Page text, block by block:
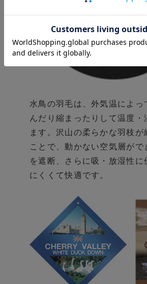
水鳥の羽毛は、外気温によっ
んだり 縮まったりして温度・
ます。 沢山の柔らかな羽枝が
ことで、動かない空気層がで
を遮断、
さらに吸・放湿性に
にくくて快適です。